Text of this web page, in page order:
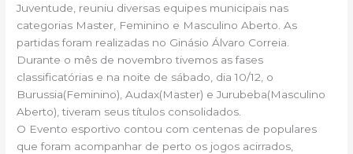
Juventude, reuniu diversas equipes municipais nas
categorias Master, Feminino e Masculino Aberto. As
partidas foram realizadas no Ginásio Álvaro Correia.
Durante o mês de novembro tivemos as fases
classificatórias e na noite de sábado, dia 10/12, o
Burussia(Feminino), Audax(Master) e Jurubeba(Masculino
Aberto), tiveram seus títulos consolidados.
O Evento esportivo contou com centenas de populares
que foram acompanhar de perto os jogos acirrados,